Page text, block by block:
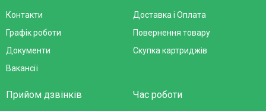
Контакти
Графік роботи
Документи
Вакансії
Доставка і Оплата
Повернення товару
Скупка картриджів
Прийом дзвінків Час роботи